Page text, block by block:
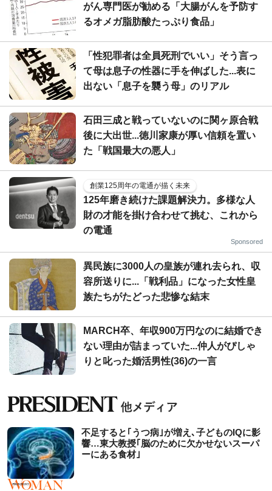
がん専門医が勧める「大腸がんを予防す
るオメガ脂肪酸たっぷり食品」
「性犯罪者は全員死刑でいい」そう言っ
て母は息子の性器に手を伸ばした...表に
出ない「息子を襲う母」のリアル
石田三成と戦っていないのに関ヶ原合戦
後に大出世...徳川家康が厚い信頼を置い
た「戦国最大の悪人」
創業125周年の電通が描く未来
125年磨き続けた課題解決力。多様な人
財の才能を掛け合わせて挑む、これから
の電通
Sponsored
異民族に3000人の皇族が連れ去られ、収
容所送りに...「戦利品」になった女性皇
族たちがたどった悲惨な結末
MARCH卒、年収900万円なのに結婚でき
ない理由が詰まっていた...仲人がぴしゃ
りと叱った婚活男性(36)の一言
不足すると｢うつ病｣が増え､子どものIQに影
響…東大教授｢脳のために欠かせないスーパ
ーにある食材｣